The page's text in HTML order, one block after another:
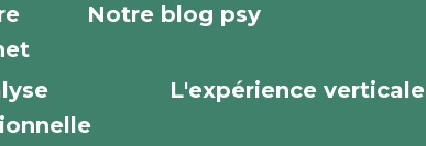
Notre blog psy
L'expérience verticale